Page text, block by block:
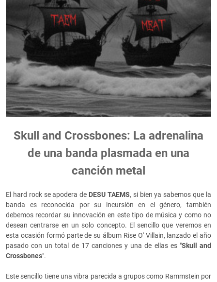
Skull and Crossbones: La adrenalina
de una banda plasmada en una
canción metal
El hard rock se apodera de DESU TAEMS, si bien ya sabemos que la
banda es reconocida por su incursión en el género, también
debemos recordar su innovación en este tipo de música y como no
desean centrarse en un solo concepto. El sencillo que veremos en
esta ocasión formó parte de su álbum Rise O' Villain, lanzado el año
pasado con un total de 17 canciones y una de ellas es "Skull and
Crossbones".
Este sencillo tiene una vibra parecida a grupos como Rammstein por